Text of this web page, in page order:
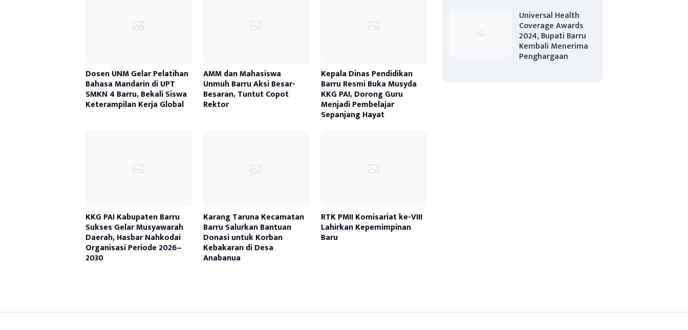
Dosen UNM Gelar Pelatihan
Bahasa Mandarin di UPT
SMKN 4 Barru, Bekali Siswa
Keterampilan Kerja Global
AMM dan Mahasiswa
Unmuh Barru Aksi Besar-
Besaran, Tuntut Copot
Rektor
Kepala Dinas Pendidikan
Barru Resmi Buka Musyda
KKG PAI, Dorong Guru
Menjadi Pembelajar
Sepanjang Hayat
KKG PAI Kabupaten Barru
Sukses Gelar Musyawarah
Daerah, Hasbar Nahkodai
Organisasi Periode 2026–
2030
Karang Taruna Kecamatan
Barru Salurkan Bantuan
Donasi untuk Korban
Kebakaran di Desa
Anabanua
RTK PMII Komisariat ke-VIII
Lahirkan Kepemimpinan
Baru
Universal Health
Coverage Awards
2024, Bupati Barru
Kembali Menerima
Penghargaan